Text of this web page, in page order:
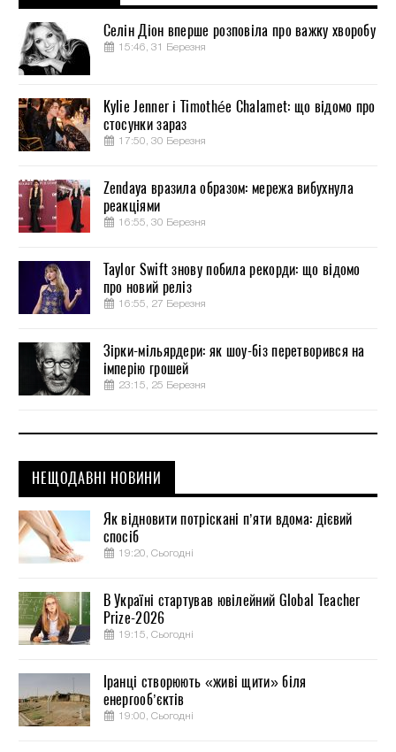
Селін Діон вперше розповіла про важку хворобу
15:46, 31 Березня
Kylie Jenner і Timothée Chalamet: що відомо про
стосунки зараз
17:50, 30 Березня
Zendaya вразила образом: мережа вибухнула
реакціями
16:55, 30 Березня
Taylor Swift знову побила рекорди: що відомо
про новий реліз
16:55, 27 Березня
Зірки-мільярдери: як шоу-біз перетворився на
імперію грошей
23:15, 25 Березня
НЕЩОДАВНІ НОВИНИ
Як відновити потріскані п’яти вдома: дієвий
спосіб
19:20, Сьогодні
В Україні стартував ювілейний Global Teacher
Prize-2026
19:15, Сьогодні
Іранці створюють «живі щити» біля
енергооб’єктів
19:00, Сьогодні